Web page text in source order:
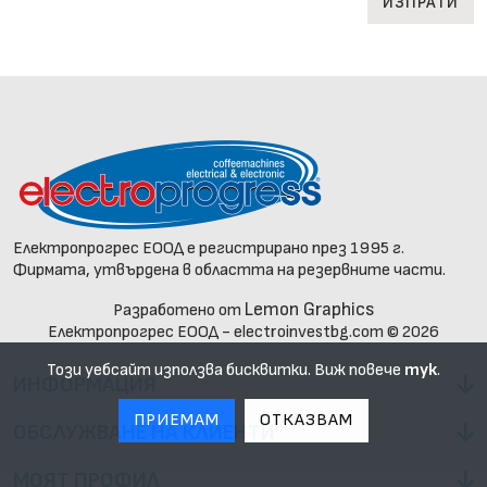
Електропрогрес ЕООД е регистрирано през 1995 г.
Фирмата, утвърдена в областта на резервните части.
Разработено от Lemon Graphics
Електропрогрес ЕООД - electroinvestbg.com © 2026
ИНФОРМАЦИЯ
ОБСЛУЖВАНЕ НА КЛИЕНТИ
Този уебсайт използва бисквитки. Виж повече тук.
ПРИЕМАМ ОТКАЗВАМ